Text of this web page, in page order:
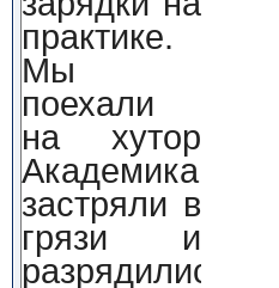
практике.
Мы
поехали
на хутор
Академика,
застряли в
грязи и
разрядились